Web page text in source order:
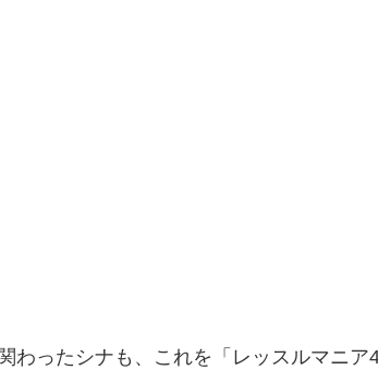
わったシナも、これを「レッスルマニ